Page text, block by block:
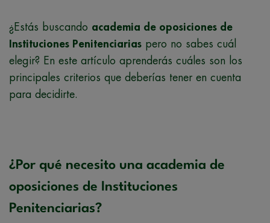
¿Estás buscando academia de oposiciones de
Instituciones Penitenciarias pero no sabes cuál
elegir? En este artículo aprenderás cuáles son los
principales criterios que deberías tener en cuenta
para decidirte.
¿Por qué necesito una academia de
oposiciones de Instituciones
Penitenciarias?